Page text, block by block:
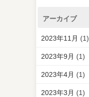
アーカイブ
2023年11月 (1)
2023年9月 (1)
2023年4月 (1)
2023年3月 (1)